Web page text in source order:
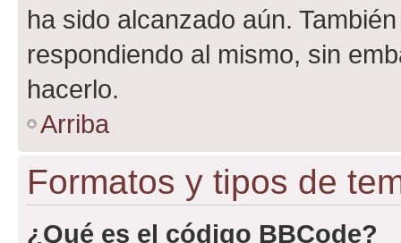
ha sido alcanzado aún.
respondiendo al mismo, sin
hacerlo.
Arriba
Formatos y tipos de
¿Qué es el código BBCode?